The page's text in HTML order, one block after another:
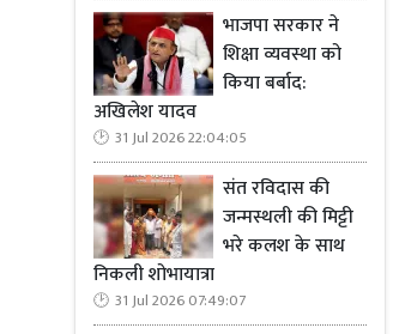
भाजपा सरकार ने
शिक्षा व्यवस्था को
किया बर्बाद:
अखिलेश यादव
31 Jul 2026 22:04:05
संत रविदास की
जन्मस्थली की मिट्टी
भरे कलश के साथ
निकली शोभायात्रा
31 Jul 2026 07:49:07